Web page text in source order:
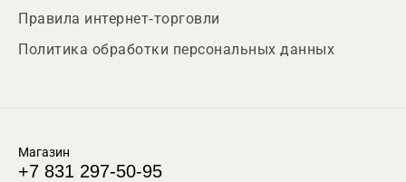
Правила интернет-торговли
Политика обработки персональных данных
Магазин
+7 831 297-50-95